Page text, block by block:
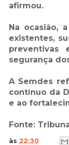
afirmou.
Na ocasião,
existentes,
preventivas
segurança
A Semdes
contínuo da
e ao
Fonte:
às 22:30